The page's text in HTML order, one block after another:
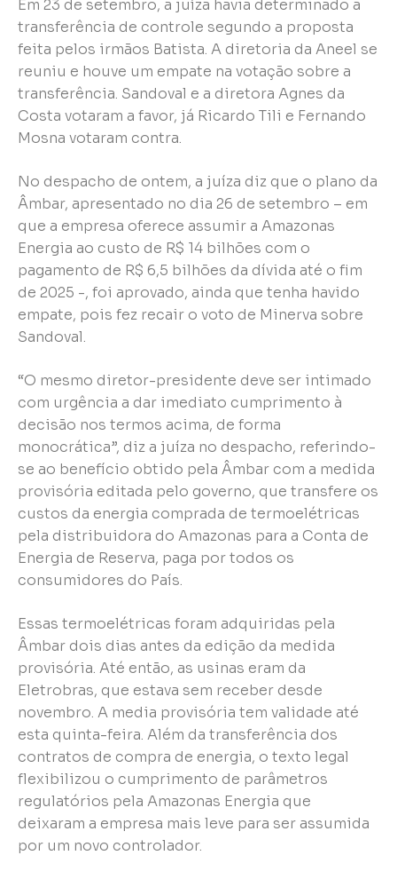
Em 23 de setembro, a juíza havia determinado a
transferência de controle segundo a proposta
feita pelos irmãos Batista. A diretoria da Aneel se
reuniu e houve um empate na votação sobre a
transferência. Sandoval e a diretora Agnes da
Costa votaram a favor, já Ricardo Tili e Fernando
Mosna votaram contra.
No despacho de ontem, a juíza diz que o plano da
Âmbar, apresentado no dia 26 de setembro – em
que a empresa oferece assumir a Amazonas
Energia ao custo de R$ 14 bilhões com o
pagamento de R$ 6,5 bilhões da dívida até o fim
de 2025 -, foi aprovado, ainda que tenha havido
empate, pois fez recair o voto de Minerva sobre
Sandoval.
“O mesmo diretor-presidente deve ser intimado
com urgência a dar imediato cumprimento à
decisão nos termos acima, de forma
monocrática”, diz a juíza no despacho, referindo-
se ao benefício obtido pela Âmbar com a medida
provisória editada pelo governo, que transfere os
custos da energia comprada de termoelétricas
pela distribuidora do Amazonas para a Conta de
Energia de Reserva, paga por todos os
consumidores do País.
Essas termoelétricas foram adquiridas pela
Âmbar dois dias antes da edição da medida
provisória. Até então, as usinas eram da
Eletrobras, que estava sem receber desde
novembro. A media provisória tem validade até
esta quinta-feira. Além da transferência dos
contratos de compra de energia, o texto legal
flexibilizou o cumprimento de parâmetros
regulatórios pela Amazonas Energia que
deixaram a empresa mais leve para ser assumida
por um novo controlador.